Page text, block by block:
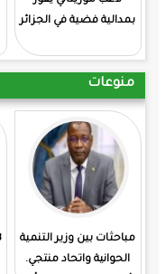
بمدالية فضية في الجزائر
منوعات
مباحثات بين وزير التنمية
الحوانية واتحاد منتجي.